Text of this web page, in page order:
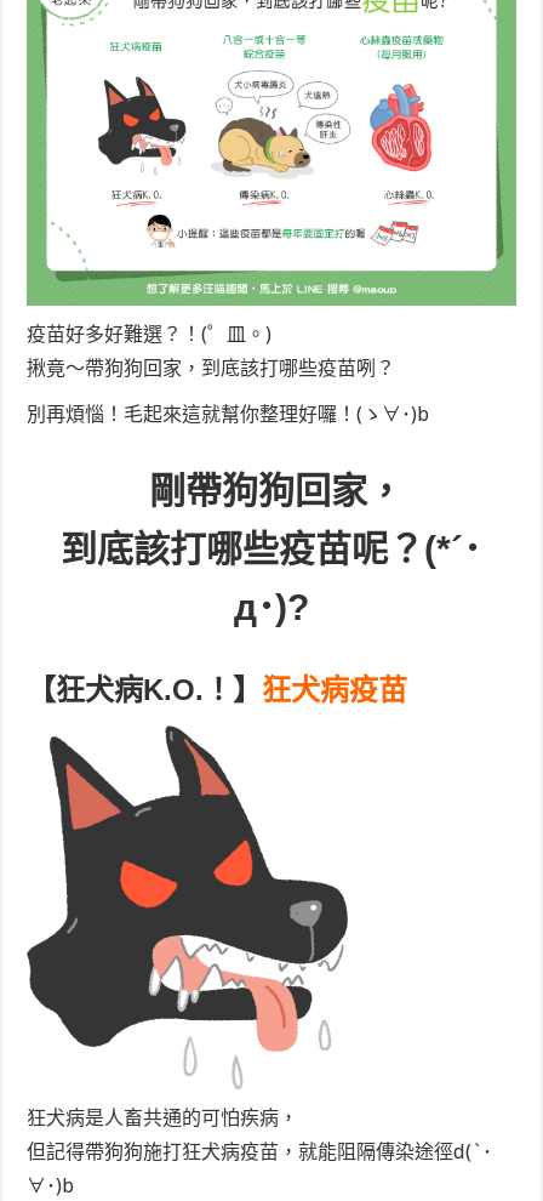
疫苗好多好難選？！(゜皿。)
揪竟～帶狗狗回家，到底該打哪些疫苗咧？
別再煩惱！毛起來這就幫你整理好囉！(ゝ∀･)b
剛帶狗狗回家，
到底該打哪些疫苗呢？(*´･
д･)?
【狂犬病K.O.！】 狂犬病疫苗
狂犬病是人畜共通的可怕疾病，
但記得帶狗狗施打狂犬病疫苗，就能阻隔傳染途徑d(`･
∀･)b